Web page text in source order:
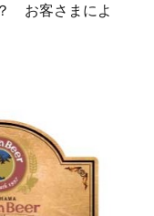
お客さまによ